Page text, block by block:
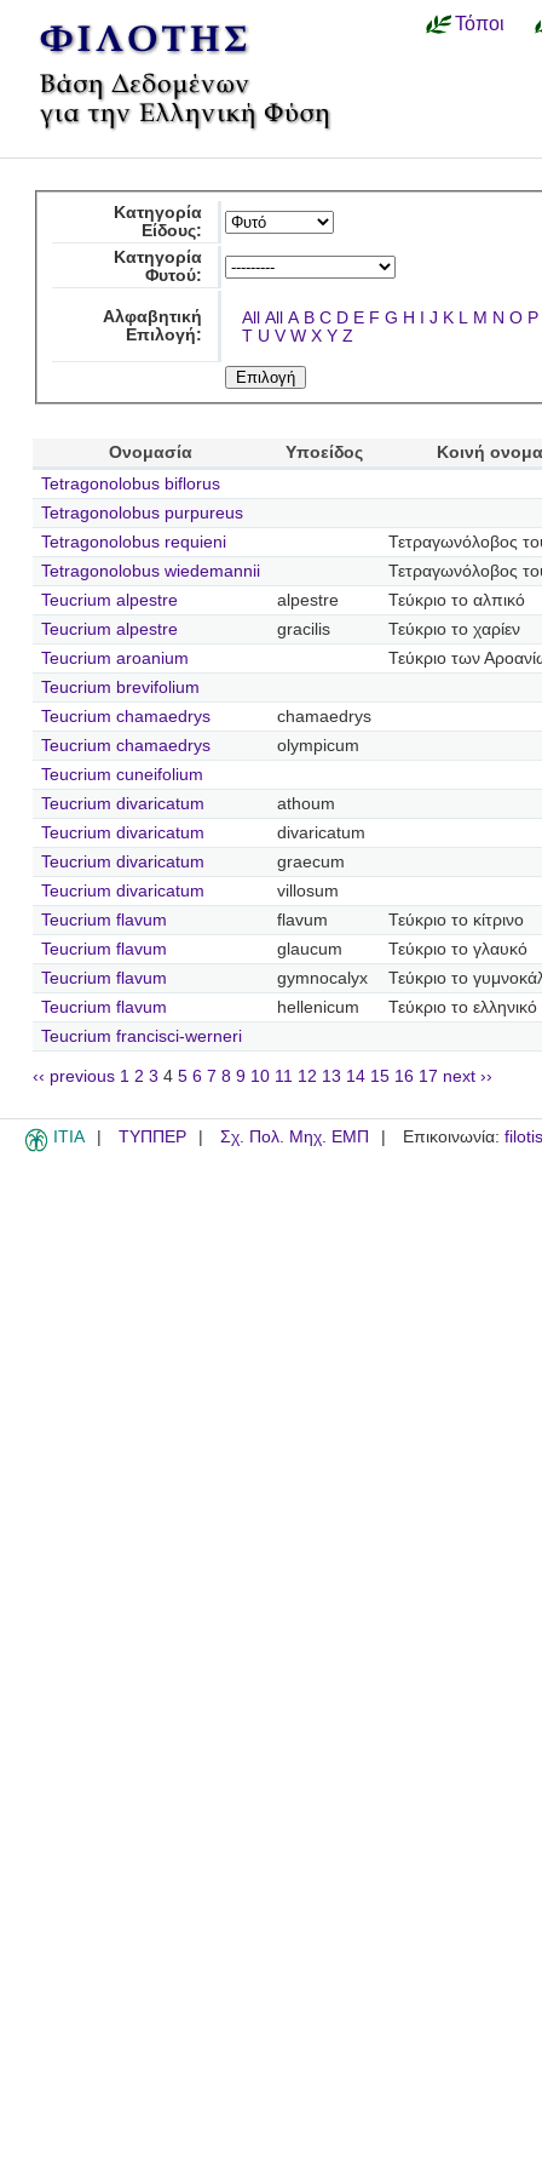
Τόποι
Κατηγορία
Είδους:
Κατηγορία
Φυτού:
Αλφαβητική
Επιλογή:
All All A B C D E F G H I J K L M N O P
T U V W X Y Z
Ονομασία Υποείδος
Κοινή
Tetragonolobus biflorus
Tetragonolobus purpureus
Tetragonolobus requieni
Τετραγωνόλοβος
Tetragonolobus wiedemannii
Τετραγωνόλοβος
Teucrium alpestre
alpestre
Τεύκριο το αλπικό
Teucrium alpestre
gracilis
Τεύκριο το χαρίεν
Teucrium aroanium
Τεύκριο των
Teucrium brevifolium
Teucrium chamaedrys
chamaedrys
Teucrium chamaedrys
olympicum
Teucrium cuneifolium
Teucrium divaricatum
athoum
Teucrium divaricatum
divaricatum
Teucrium divaricatum
graecum
Teucrium divaricatum
villosum
Teucrium flavum
flavum
Τεύκριο το κίτρινο
Teucrium flavum
glaucum
Τεύκριο το γλαυκό
Teucrium flavum
gymnocalyx
Τεύκριο το
Teucrium flavum
hellenicum
Τεύκριο το ελληνικό
Teucrium francisci-werneri
‹‹ previous 1 2 3 4 5 6 7 8 9 10 11 12 13 14 15 16 17 next ››
ITIA ΤΥΠΠΕΡ Σχ. Πολ. Μηχ. ΕΜΠ Επικοινωνία: